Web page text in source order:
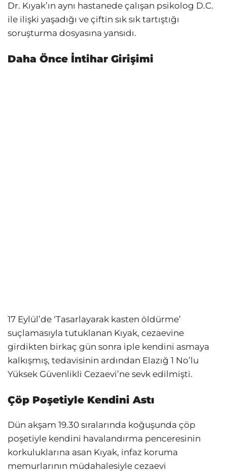
Dr. Kıyak’ın aynı hastanede çalışan psikolog D.C.
ile ilişki yaşadığı ve çiftin sık sık tartıştığı
soruşturma dosyasına yansıdı.
Daha Önce İntihar Girişimi
17 Eylül’de ‘Tasarlayarak kasten öldürme’
suçlamasıyla tutuklanan Kıyak, cezaevine
girdikten birkaç gün sonra iple kendini asmaya
kalkışmış, tedavisinin ardından Elazığ 1 No’lu
Yüksek Güvenlikli Cezaevi’ne sevk edilmişti.
Çöp Poşetiyle Kendini Astı
Dün akşam 19.30 sıralarında koğuşunda çöp
poşetiyle kendini havalandırma penceresinin
korkuluklarına asan Kıyak, infaz koruma
memurlarının müdahalesiyle cezaevi